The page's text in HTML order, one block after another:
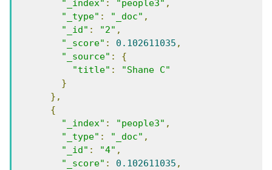
"_index" : "people3" ,
"_type" : "_doc" ,
"_id" : "2" ,
"_score" : 0.102611035 ,
"_source" :
{
"title" :
"Shane C"
}
},
{
"_index" : "people3" ,
"_type" : "_doc" ,
"_id" : "4" ,
"_score" : 0.102611035 ,